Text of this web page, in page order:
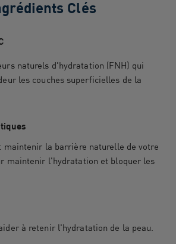
Clés
naturels d'hydratation (FNH) qui
les couches superficielles de la
maintenir la barrière naturelle de votre
maintenir l'hydratation et bloquer les
à retenir l'hydratation de la peau.